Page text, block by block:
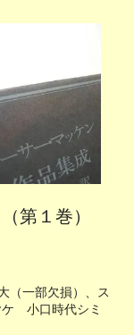
（第１巻）
一部欠損）、ス
小口時代シミ